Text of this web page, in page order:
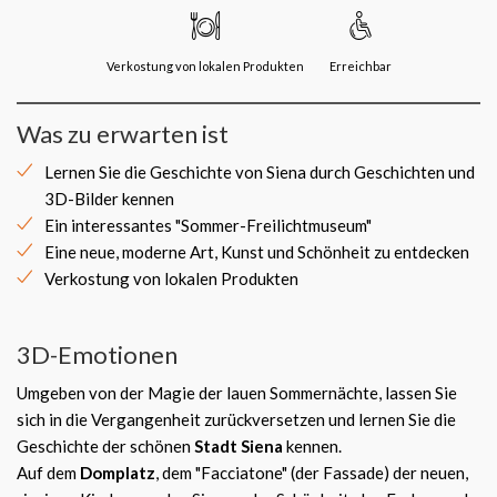
Verkostung von lokalen Produkten Erreichbar
Was zu erwarten ist
Lernen Sie die Geschichte von Siena durch Geschichten und
3D-Bilder kennen
Ein interessantes "Sommer-Freilichtmuseum"
Eine neue, moderne Art, Kunst und Schönheit zu entdecken
Verkostung von lokalen Produkten
3D-Emotionen
Umgeben von der Magie der lauen Sommernächte, lassen Sie
sich in die Vergangenheit zurückversetzen und lernen Sie die
Geschichte der schönenStadt Siena kennen.
Auf dem Domplatz, dem "Facciatone" (der Fassade) der neuen,